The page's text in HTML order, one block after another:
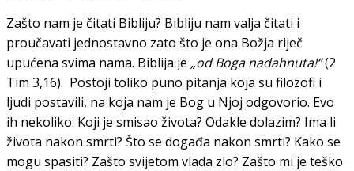
Zašto nam je čitati Bibliju? Bibliju nam valja čitati i
proučavati jednostavno zato što je ona Božja riječ
upućena svima nama. Biblija je „od Boga nadahnuta!“(2
Tim 3,16). Postoji toliko puno pitanja koja su filozofi i
ljudi postavili, na koja nam je Bog u Njoj odgovorio. Evo
ih nekoliko: Koji je smisao života? Odakle dolazim? Ima li
života nakon smrti? Što se događa nakon smrti? Kako se
mogu spasiti? Zašto svijetom vlada zlo? Zašto mi je teško